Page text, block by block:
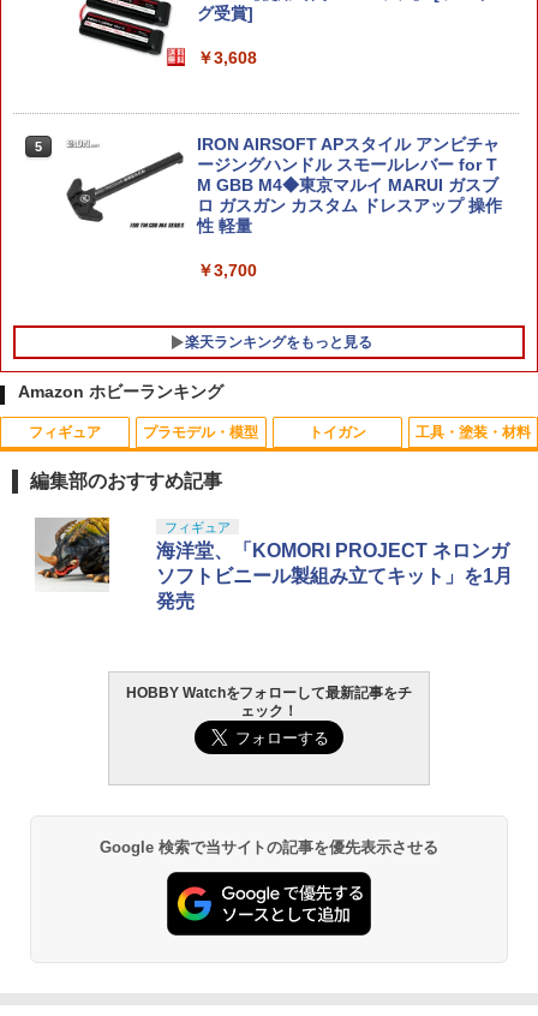
玩具 お祭り 縁日 景品 子供 ギフト プレ
ゼント イベント くじ 抽選 ビンゴ }[26H
06]
バンダイスピリッツ 30MS オプションフ
ェイスパーツ 表情セット6（カラーC）
プラモデル
￥1,180
品 電撃大王誌上通販限定【2週間以内発
5
【当店独自で＋P10倍★要エントリー】
【中古】[FIG] POP UP PARADE SP(ポ
ップアップパレードSP) 常闇トワ(とこや
みとわ) ホロライブプロダクション 完成
250930)
グ受賞]
￥3,608
5
IRON AIRSOFT APスタイル アンビチャ
ージングハンドル スモールレバー for T
M GBB M4◆東京マルイ MARUI ガスブ
ロ ガスガン カスタム ドレスアップ 操作
性 軽量
￥3,700
楽天ランキングをもっと見る
1
タカラトミー アニアのたまご 昆虫コレ
クション ／3歳〜 幼児用おもちゃ
￥693
53975 【TAMIYA/タミヤ】 RCオプショ
￥770
4
野球バット 硬式 実打可能 金属 練習用バ
Amazon ホビーランキング
フィギュア
TAMASHII NATIONS S.H.フィギュアー
ツ（真骨彫製法） 仮面ライダーBLACK
RX 約150mm PVC&ABS&布製 塗装済み
可動フィギュア
タカラトミー(TAKARA TOMY) T-SPAR
K トランスフォーマー ニューレジェンズ
TAMASHII NATIONS S.H.フィギュアー
ツ ONE PIECE シャンクス -マリンフォ
ード頂上決戦- 約165mm PVC&ABS&布
プラモデル・模型
BANDAI SPIRITS(バンダイ スピリッツ)
30MS SIS-J00 メルンジャ[カラーA] 色
分け済みプラモデル
BANDAI SPIRITS(バンダイ スピリッツ)
機動警察パトレイバー EZY RG 1/48 AV-
98Plus (イングラム・プラス) 色分け済
BANDAI SPIRITS(バンダイ スピリッツ)
HGAW 機動新世紀ガンダムX ガンダムエ
アマスター 1/144スケール 色分け済みプ
トイガン
東京マルイ(TOKYO MARUI) No.25 コル
ト ガバメント HG 18歳以上エアーHOP
ハンドガン
東京マルイ (TOKYO MARUI) ガスブロー
バックマシンガン No.14 20式 5.56mm
小銃 18歳以上 ガスブローバック
￥240,000
東京マルイ(TOKYO MARUI) No.21 H&K
USP HG 18歳以上エアーHOPハンドガン
￥3,409
工具・塗装・材料
GSIクレオス Mr.トップコート 水性プレ
ミアムトップコートスプレー 光沢 88ml
ホビー用仕上材 B601
LOCTITE(ロックタイト) シールはがし
プレミアム 220ml
タミヤ クラフトツールシリーズ No.123
先細薄刃ニッパー (ゲートカット用) プラ
モデル用工具 74123
編集部のおすすめ記事
フィギュア
海洋堂、「KOMORI PROJECT ネロンガ
ソフトビニール製組み立てキット」を1月
発売
HOBBY Watchをフォローして最新記事をチ
ェック！
Google 検索で当サイトの記事を優先表示させる